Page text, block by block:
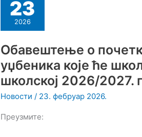
23
2026
Обавештење о
уџбеника које ће
школској 2026/2027.
Новости / 23. фебруар 2026.
Преузмите: